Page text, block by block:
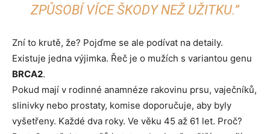
ZPŮSOBÍ VÍCE ŠKODY NEŽ UŽITKU.”
Zní to krutě, že? Pojďme se ale podívat na detaily.
Existuje jedna výjimka. Řeč je o mužích s variantou genu
BRCA2.
Pokud mají v rodinné anamnéze rakovinu prsu, vaječníků,
slinivky nebo prostaty, komise doporučuje, aby byly
vyšetřeny. Každé dva roky. Ve věku 45 až 61 let. Proč?